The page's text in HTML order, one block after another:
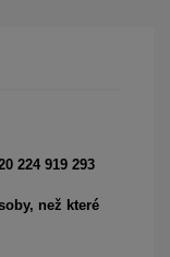
224 919 293
než které